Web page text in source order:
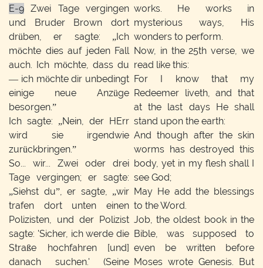
E-9 Zwei Tage vergingen
und Bruder Brown dort
drüben, er sagte: „Ich
möchte dies auf jeden Fall
auch. Ich möchte, dass du
— ich möchte dir unbedingt
einige neue Anzüge
besorgen.”
Ich sagte: „Nein, der HErr
wird sie irgendwie
zurückbringen.”
So... wir... Zwei oder drei
Tage vergingen; er sagte:
„Siehst du”, er sagte, „wir
trafen dort unten einen
Polizisten, und der Polizist
sagte: 'Sicher, ich werde die
Straße hochfahren [und]
danach suchen.' (Seine
works. He works in
mysterious ways, His
wonders to perform.
Now, in the 25th verse, we
read like this:
For I know that my
Redeemer liveth, and that
at the last days He shall
stand upon the earth:
And though after the skin
worms has destroyed this
body, yet in my flesh shall I
see God;
May He add the blessings
to the Word.
Job, the oldest book in the
Bible, was supposed to
even be written before
Moses wrote Genesis. But